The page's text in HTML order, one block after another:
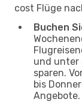
cost Flüge
Buchen
und unter
sparen.
bis
Angebote.